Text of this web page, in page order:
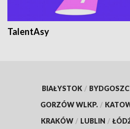
TalentAsy
BIAŁYSTOK /
GORZÓW WLKP. /
KRAKÓW / LUBLIN /